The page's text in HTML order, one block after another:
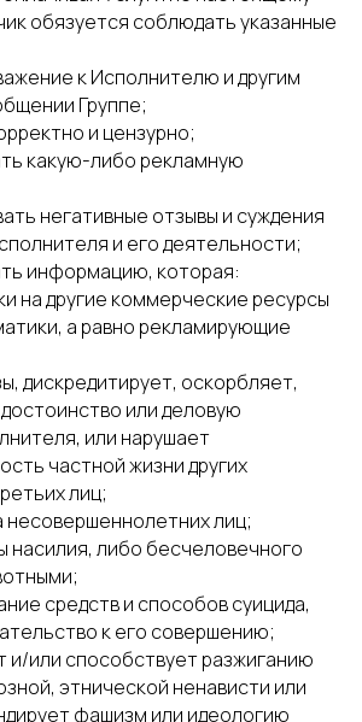
обязуется соблюдать указанные
к Исполнителю и другим
Группе;
и цензурно;
какую-либо рекламную
негативные отзывы и суждения
и его деятельности;
информацию, которая:
на другие коммерческие ресурсы
а равно рекламирующие
дискредитирует, оскорбляет,
или деловую
или нарушает
частной жизни других
лиц;
несовершеннолетних лиц;
насилия, либо бесчеловечного
средств и способов суицида,
к его совершению;
и/или способствует разжиганию
этнической ненависти или
фашизм или идеологию